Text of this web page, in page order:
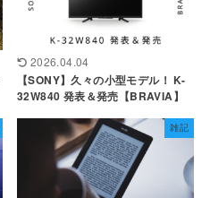
2026.04.04
【SONY】久々の小型モデル！ K-
32W840 発表＆発売【BRAVIA】
雑記